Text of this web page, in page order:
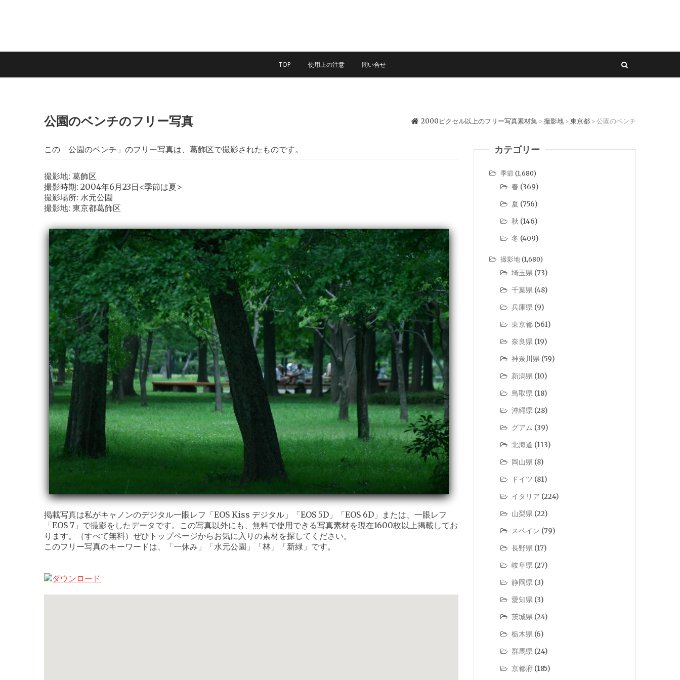
TOP 使用上の注意 問い合せ
公園のベンチのフリー写真 2000ピクセル以上のフリー写真素材集 > 撮影地 > 東京都 > 公園のベンチ
この「公園のベンチ」のフリー写真は、葛飾区で撮影されたものです。
撮影地: 葛飾区
撮影時期: 2004年6月23日<季節は夏>
撮影場所: 水元公園
撮影地: 東京都葛飾区
掲載写真は私がキャノンのデジタル一眼レフ「EOS Kiss デジタル」「EOS 5D」「EOS 6D」または、一眼レフ
「EOS 7」で撮影をしたデータです。この写真以外にも、無料で使用できる写真素材を現在1600枚以上掲載してお
ります。（すべて無料）ぜひトップページからお気に入りの素材を探してください。
このフリー写真のキーワードは、「一休み」「水元公園」「林」「新緑」です。
カテゴリー
季節 (1,680)
春 (369)
夏 (756)
秋 (146)
冬 (409)
撮影地(1,680)
埼玉県 (73)
千葉県 (48)
兵庫県 (9)
東京都 (561)
奈良県 (19)
神奈川県 (59)
新潟県 (10)
鳥取県 (18)
沖縄県 (28)
グアム (39)
北海道 (113)
岡山県 (8)
ドイツ (81)
イタリア (224)
山梨県 (22)
スペイン (79)
長野県 (17)
岐阜県 (27)
静岡県 (3)
愛知県 (3)
茨城県 (24)
栃木県 (6)
群馬県 (24)
京都府 (185)